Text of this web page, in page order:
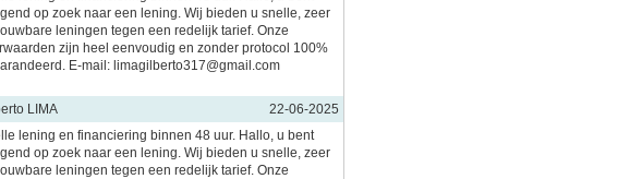
op zoek naar een lening. Wij bieden u snelle, zeer
leningen tegen een redelijk tarief. Onze
zijn heel eenvoudig en zonder protocol 100%
E-mail: limagilberto317@gmail.com
LIMA
22-06-2025
lening en financiering binnen 48 uur. Hallo, u bent
op zoek naar een lening. Wij bieden u snelle, zeer
leningen tegen een redelijk tarief. Onze